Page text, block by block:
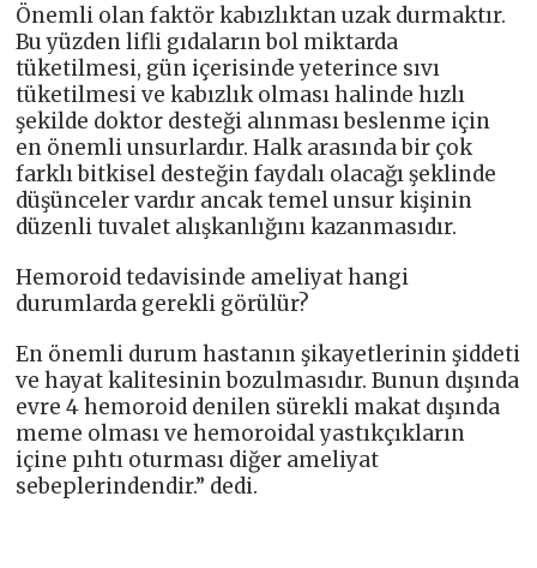
Önemli olan faktör kabızlıktan uzak durmaktır.
Bu yüzden lifli gıdaların bol miktarda
tüketilmesi, gün içerisinde yeterince sıvı
tüketilmesi ve kabızlık olması halinde hızlı
şekilde doktor desteği alınması beslenme için
en önemli unsurlardır. Halk arasında bir çok
farklı bitkisel desteğin faydalı olacağı şeklinde
düşünceler vardır ancak temel unsur kişinin
düzenli tuvalet alışkanlığını kazanmasıdır.
Hemoroid tedavisinde ameliyat hangi
durumlarda gerekli görülür?
En önemli durum hastanın şikayetlerinin şiddeti
ve hayat kalitesinin bozulmasıdır. Bunun dışında
evre 4 hemoroid denilen sürekli makat dışında
meme olması ve hemoroidal yastıkçıkların
içine pıhtı oturması diğer ameliyat
sebeplerindendir.” dedi.